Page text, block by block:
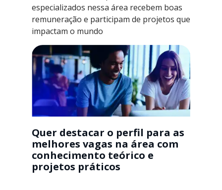
especializados nessa área recebem boas
remuneração e participam de projetos que
impactam o mundo
Quer destacar o perfil para as
melhores vagas na área com
conhecimento teórico e
projetos práticos